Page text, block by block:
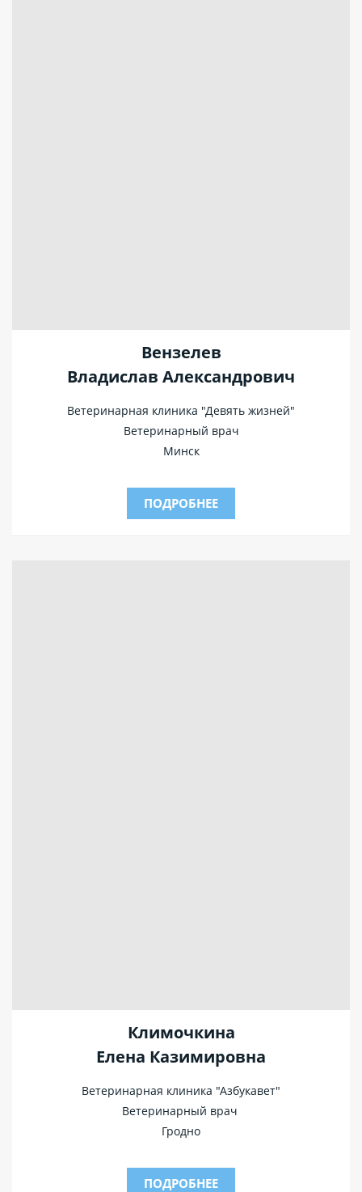
Вензелев
Владислав Александрович
Ветеринарная клиника "Девять жизней"
Ветеринарный врач
Минск
ПОДРОБНЕЕ
Климочкина
Елена Казимировна
Ветеринарная клиника "Азбукавет"
Ветеринарный врач
Гродно
ПОДРОБНЕЕ